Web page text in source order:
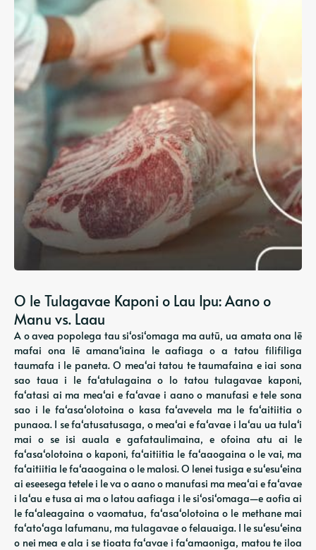
O le Tulagavae Kaponi o Lau Ipu: Aano o
Manu vs. Laau
A o avea popolega tau siʻosiʻomaga ma autū, ua amata ona lē
mafai ona lē amanaʻiaina le aafiaga o a tatou filifiliga
taumafa i le paneta. O meaʻai tatou te taumafaina e iai sona
sao taua i le faʻatulagaina o lo tatou tulagavae kaponi,
faʻatasi ai ma meaʻai e faʻavae i aano o manufasi e tele sona
sao i le faʻasaʻolotoina o kasa faʻavevela ma le faʻaitiitia o
punaoa. I se faʻatusatusaga, o meaʻai e faʻavae i laʻau ua tulaʻi
mai o se isi auala e gafataulimaina, e ofoina atu ai le
faʻasaʻolotoina o kaponi, faʻaitiitia le faʻaaogaina o le vai, ma
faʻaitiitia le faʻaaogaina o le malosi. O lenei tusiga e suʻesuʻeina
ai eseesega tetele i le va o aano o manufasi ma meaʻai e faʻavae
i laʻau e tusa ai ma o latou aafiaga i le siʻosiʻomaga—e aofia ai
le faʻaleagaina o vaomatua, faʻasaʻolotoina o le methane mai
faʻatoʻaga lafumanu, ma tulagavae o felauaiga. I le suʻesuʻeina
o nei mea e ala i se tioata faʻavae i faʻamaoniga, matou te iloa